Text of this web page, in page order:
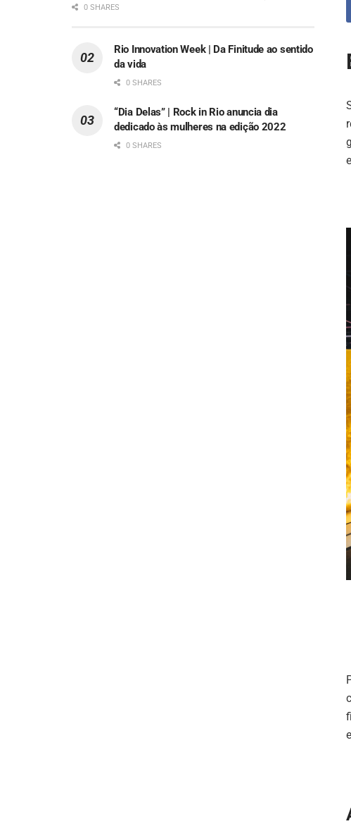
0 SHARES
Rio Innovation Week | Da Finitude ao sentido
da vida
0 SHARES
“Dia Delas” | Rock in Rio anuncia dia
dedicado às mulheres na edição 2022
0 SHARES